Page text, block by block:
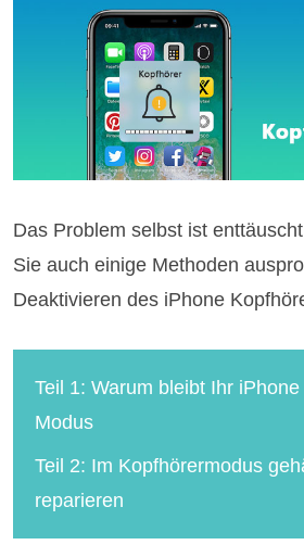
Das Problem selbst ist
Sie auch einige Methoden
Deaktivieren des iPhone
Teil 1: Warum bleibt Ihr
Modus
Teil 2: Im Kopfhörermodus
reparieren